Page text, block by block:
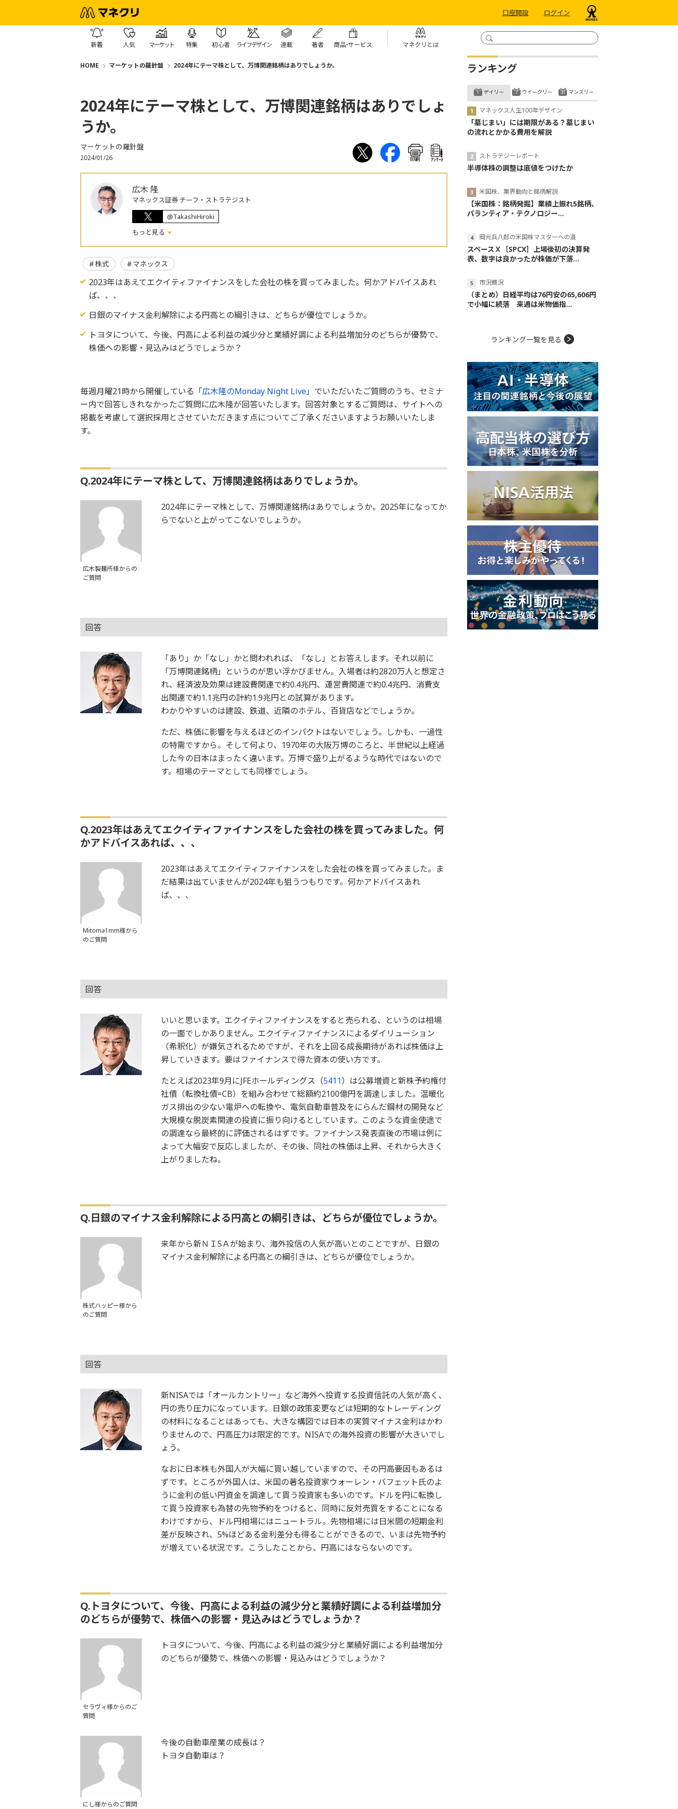
口座開設 ログイン
新着 人気 マーケット 特集 初心者 ライフデザイン 連載 著者 商品・サービス マネクリとは
HOME マーケットの羅針盤 2024年にテーマ株として、万博関連銘柄はありでしょうか。
2024年にテーマ株として、万博関連銘柄はありでしょ
うか。
マーケットの羅針盤
2024/01/26 印刷 ｱﾝｹｰﾄ
広木 隆
マネックス証券 チーフ・ストラテジスト
@TakashiHiroki
もっと見る
株式 マネックス
2023年はあえてエクイティファイナンスをした会社の株を買ってみました。何かアドバイスあれ
ば、、、
日銀のマイナス金利解除による円高との綱引きは、どちらが優位でしょうか。
トヨタについて、今後、円高による利益の減少分と業績好調による利益増加分のどちらが優勢で、
株価への影響・見込みはどうでしょうか？
毎週月曜21時から開催している「広木隆のMonday Night Live」でいただいたご質問のうち、セミナ
ー内で回答しきれなかったご質問に広木隆が回答いたします。回答対象とするご質問は、サイトへの
掲載を考慮して選択採用とさせていただきます点についてご了承くださいますようお願いいたしま
す。
Q.2024年にテーマ株として、万博関連銘柄はありでしょうか。
広木製麺所様からの
ご質問
2024年にテーマ株として、万博関連銘柄はありでしょうか。2025年になってか
らでないと上がってこないでしょうか。
回答
「あり」か「なし」かと問われれば、「なし」とお答えします。それ以前に
「万博関連銘柄」というのが思い浮かびません。入場者は約2820万人と想定さ
れ、経済波及効果は建設費関連で約0.4兆円、運営費関連で約0.4兆円、消費支
出関連で約1.1兆円の計約1.9兆円との試算があります。
わかりやすいのは建設、鉄道、近隣のホテル、百貨店などでしょうか。
ただ、株価に影響を与えるほどのインパクトはないでしょう。しかも、一過性
の特需ですから。そして何より、1970年の大阪万博のころと、半世紀以上経過
した今の日本はまったく違います。万博で盛り上がるような時代ではないので
す。相場のテーマとしても同様でしょう。
Q.2023年はあえてエクイティファイナンスをした会社の株を買ってみました。何
かアドバイスあれば、、、
Mitoma1mm様から
のご質問
2023年はあえてエクイティファイナンスをした会社の株を買ってみました。ま
だ結果は出ていませんが2024年も狙うつもりです。何かアドバイスあれ
ば、、、
回答
いいと思います。エクイティファイナンスをすると売られる、というのは相場
の一面でしかありません。エクイティファイナンスによるダイリューション
（希釈化）が嫌気されるためですが、それを上回る成長期待があれば株価は上
昇していきます。要はファイナンスで得た資本の使い方です。
たとえば2023年9月にJFEホールディングス（5411）は公募増資と新株予約権付
社債（転換社債=CB）を組み合わせて総額約2100億円を調達しました。温暖化
ガス排出の少ない電炉への転換や、電気自動車普及をにらんだ鋼材の開発など
大規模な脱炭素関連の投資に振り向けるとしています。このような資金使途で
の調達なら最終的に評価されるはずです。ファイナンス発表直後の市場は例に
よって大幅安で反応しましたが、その後、同社の株価は上昇、それから大きく
上がりましたね。
Q.日銀のマイナス金利解除による円高との綱引きは、どちらが優位でしょうか。
株式ハッピー様から
のご質問
来年から新ＮＩSＡが始まり、海外投信の人気が高いとのことですが、日銀の
マイナス金利解除による円高との綱引きは、どちらが優位でしょうか。
回答
新NISAでは「オールカントリー」など海外へ投資する投資信託の人気が高く、
円の売り圧力になっています。日銀の政策変更などは短期的なトレーディング
の材料になることはあっても、大きな構図では日本の実質マイナス金利はかわ
りませんので、円高圧力は限定的です。NISAでの海外投資の影響が大きいでし
ょう。
なおに日本株も外国人が大幅に買い越していますので、その円高要因もあるは
ずです。ところが外国人は、米国の著名投資家ウォーレン・バフェット氏のよ
うに金利の低い円資金を調達して買う投資家も多いのです。ドルを円に転換し
て買う投資家も為替の先物予約をつけると、同時に反対売買をすることになる
わけですから、ドル円相場にはニュートラル。先物相場には日米間の短期金利
差が反映され、5%ほどある金利差分も得ることができるので、いまは先物予約
が増えている状況です。こうしたことから、円高にはならないのです。
Q.トヨタについて、今後、円高による利益の減少分と業績好調による利益増加分
のどちらが優勢で、株価への影響・見込みはどうでしょうか？
セラヴィ様からのご
質問
トヨタについて、今後、円高による利益の減少分と業績好調による利益増加分
のどちらが優勢で、株価への影響・見込みはどうでしょうか？
にし様からのご質問
今後の自動車産業の成長は？
トヨタ自動車は？
ランキング
デイリー
マネックス人生100年デザイン
「墓じまい」には期限がある？墓じまい
の流れとかかる費用を解説
ストラテジーレポート
半導体株の調整は底値をつけたか
米国株、業界動向と銘柄解説
【米国株：銘柄発掘】業績上振れ5銘柄、
パランティア・テクノロジー...
岡元兵八郎の米国株マスターへの道
スペースＸ［SPCX］上場後初の決算発
表、数字は良かったが株価が下落...
市況概況
（まとめ）日経平均は76円安の65,606円
で小幅に続落 来週は米物価指...
ウイークリー マンスリー
ランキング一覧を見る